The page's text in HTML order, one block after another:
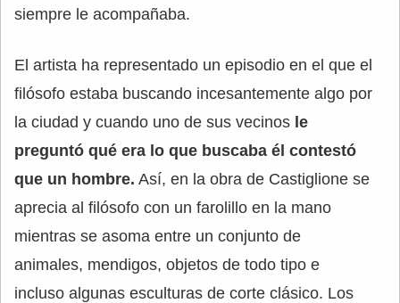
siempre le acompañaba.
El artista ha representado un episodio en el que el
filósofo estaba buscando incesantemente algo por
la ciudad y cuando uno de sus vecinos le
preguntó qué era lo que buscaba él contestó
que un hombre. Así, en la obra de Castiglione se
aprecia al filósofo con un farolillo en la mano
mientras se asoma entre un conjunto de
animales, mendigos, objetos de todo tipo e
incluso algunas esculturas de corte clásico. Los